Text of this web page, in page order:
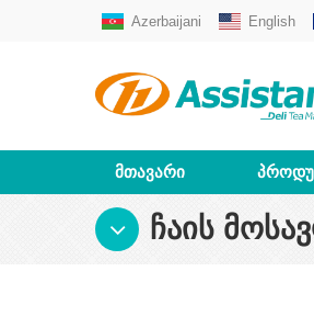
Azerbaijani English
ᲛᲗᲐᲕᲐᲠᲘ
ᲩᲐᲘᲡ